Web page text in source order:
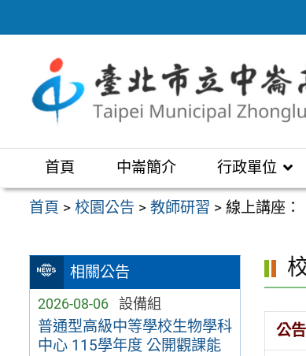
至
區
首頁 中崙簡介 行政單位
首頁 >校園公告 >教師研習 >線上講座：
相關公告
2026-08-06 設備組
普通型高級中等學校生物學科
中心 115學年度 公開觀課能
公